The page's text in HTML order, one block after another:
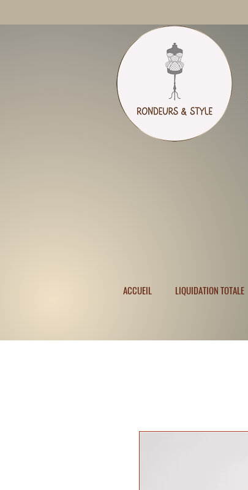
ACCUEIL LIQUIDATION TOTALE